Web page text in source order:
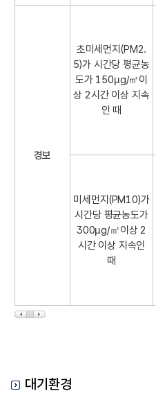
준
노
경보
초미세먼지(PM2.
5)가 시간당 평균농
도가 150µg/㎥이
상 2시간 이상 지속
인 때
미세먼지(PM10)가
시간당 평균농도가
300µg/㎥이상 2
시간 이상 지속인
때
대기환경